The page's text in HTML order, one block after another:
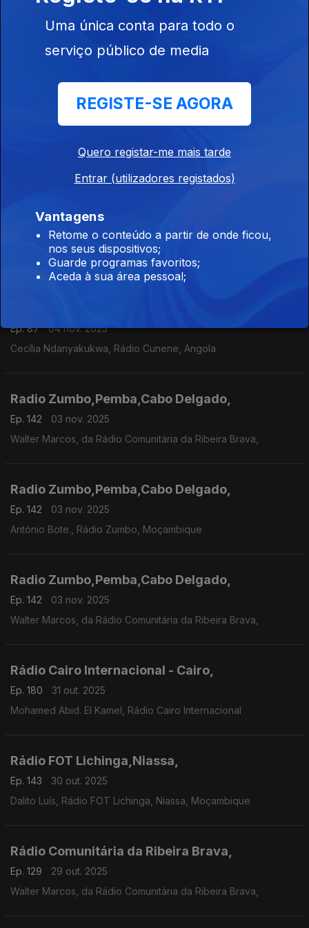
Rádio Comunitária da Ribeira Brava,
07 nov. 2025
Rádio Cairo Internacional - Cairo,
06 nov. 2025
Rádio FOT Lichinga,Niassa,
Ep. 183
05 nov. 2025
Dalito Luís, Rádio FOT Lichinga, Niassa, Moçambique
Ep. 87
04 nov. 2025
Cecília Ndanyakukwa, Rádio Cunene, Angola
Radio Zumbo,Pemba,Cabo Delgado,
Ep. 142
03 nov. 2025
Walter Marcos, da Rádio Comunitária da Ribeira Brava,
Radio Zumbo,Pemba,Cabo Delgado,
Ep. 142
03 nov. 2025
António Bote., Rádio Zumbo, Moçambique
Radio Zumbo,Pemba,Cabo Delgado,
Ep. 142
03 nov. 2025
Walter Marcos, da Rádio Comunitária da Ribeira Brava,
Rádio Cairo Internacional - Cairo,
Ep. 180
31 out. 2025
Mohamed Abid. El Kamel, Rádio Cairo Internacional
Rádio FOT Lichinga,Niassa,
Ep. 143
30 out. 2025
Dalito Luís, Rádio FOT Lichinga, Niassa, Moçambique
Rádio Comunitária da Ribeira Brava,
Ep. 129
29 out. 2025
Walter Marcos, da Rádio Comunitária da Ribeira Brava,
Uma única conta para todo o
serviço público de media
REGISTE-SE AGORA
Quero registar-me mais tarde
Entrar (utilizadores registados)
Vantagens
Retome o conteúdo a partir de onde ficou,
nos seus dispositivos;
Guarde programas favoritos;
Aceda à sua área pessoal;